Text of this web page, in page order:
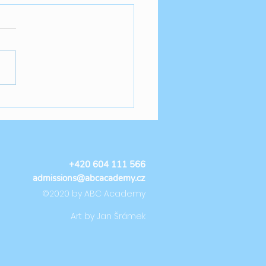
admissions@abcacademy.cz
+420 604 111 566
©2020 by ABC Academy
Art by Jan Šrámek